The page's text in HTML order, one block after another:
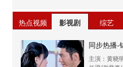
热点视频 影视剧 综艺
同步热播-
主演：黄晓